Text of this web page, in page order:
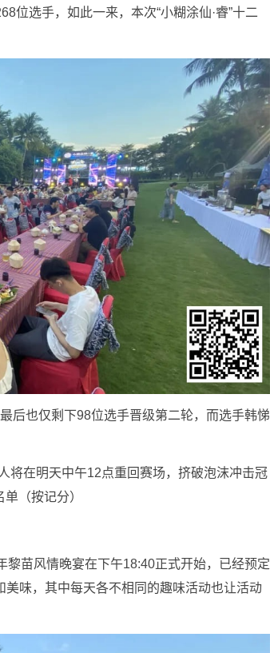
位选手，如此一来，本次“小糊涂仙·睿”十二
后也仅剩下98位选手晋级第二轮，而选手韩悌
将在明天中午12点重回赛场，挤破泡沫冲击冠
（按记分）
黎苗风情晚宴在下午18:40正式开始，已经预定
味，其中每天各不相同的趣味活动也让活动